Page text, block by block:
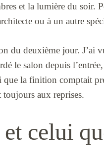
et la lumière du soir.
ou à un autre
du deuxième jour. J’ai
le salon depuis
que la finition comptait
aux reprises.
celui